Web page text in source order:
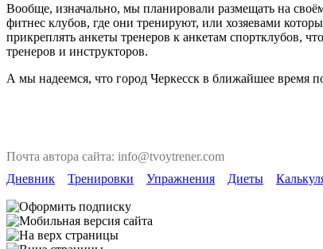
Вообще, изначально, мы планировали размещать на
фитнес клубов, где они тренируют, или хозяевами
прикреплять анкеты тренеров к анкетам спортклубов,
тренеров и инструкторов.
А мы надеемся, что город Черкесск в ближайшее время
Почта автора сайта: info@tvoytrener.com
Дневник
Тренировки Упражнения Диеты